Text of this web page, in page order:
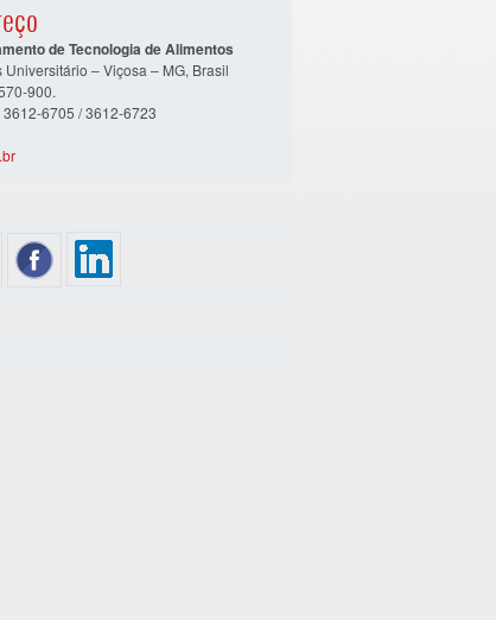
de Tecnologia de Alimentos
Universitário – Viçosa – MG, Brasil
900.
3612-6705 / 3612-6723